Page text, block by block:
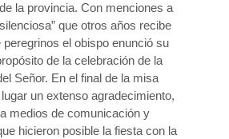
la provincia. Con menciones a
que otros años recibe
peregrinos el obispo enunció su
de la celebración de la
Señor. En el final de la misa
un extenso agradecimiento,
medios de comunicación y
hicieron posible la fiesta con la